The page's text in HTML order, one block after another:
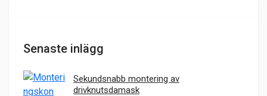
Senaste inlägg
Sekundsnabb montering av
drivknutsdamask